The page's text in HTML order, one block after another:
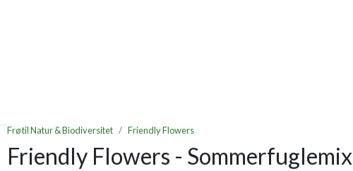
Frø til Natur & Biodiversitet Friendly Flowers
Friendly Flowers - Sommerfuglemix